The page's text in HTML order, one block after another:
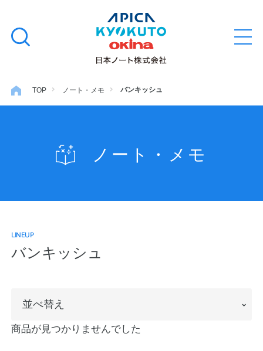
文
キ
ッ
閉
検
る
ファイル・バインダー
探求・自主学習のすすめ
工場フォトツアー
TOP ノート・メモ バンキッシュ
ノート・メモ
LINEUP
バンキッシュ
替
並べ替え
商品が見つかりませんでした